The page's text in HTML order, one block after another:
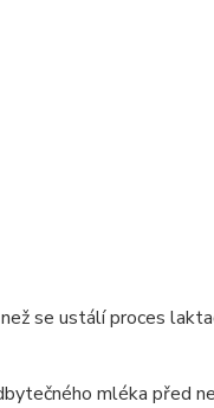
se ustálí proces
mléka před